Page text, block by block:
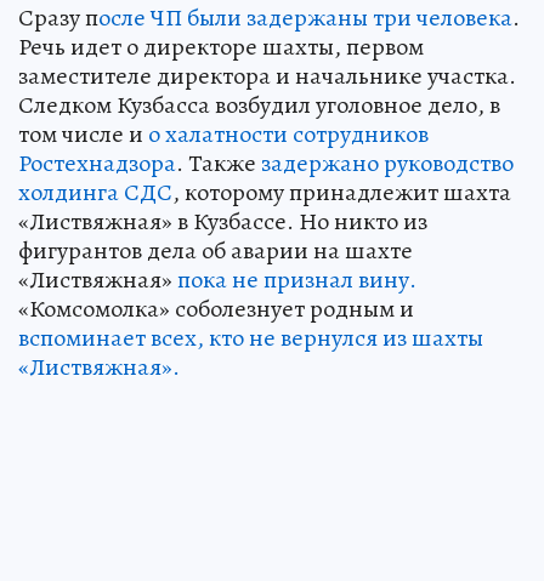
Сразу после ЧП были задержаны три человека.
Речь идет о директоре шахты, первом
заместителе директора и начальнике участка.
Следком Кузбасса возбудил уголовное дело, в
том числе и о халатности сотрудников
Ростехнадзора. Также задержано руководство
холдинга СДС, которому принадлежит шахта
«Листвяжная» в Кузбассе. Но никто из
фигурантов дела об аварии на шахте
«Листвяжная»пока не признал вину.
«Комсомолка» соболезнует родным и
вспоминает всех, кто не вернулся из шахты
«Листвяжная».